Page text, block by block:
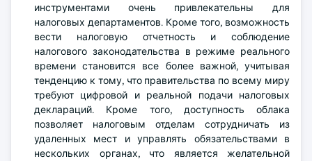
инструментами очень привлекательны для
налоговых департаментов. Кроме того, возможность
вести налоговую отчетность и соблюдение
налогового законодательства в режиме реального
времени становится все более важной, учитывая
тенденцию к тому, что правительства по всему миру
требуют цифровой и реальной подачи налоговых
деклараций. Кроме того, доступность облака
позволяет налоговым отделам сотрудничать из
удаленных мест и управлять обязательствами в
нескольких органах, что является желательной